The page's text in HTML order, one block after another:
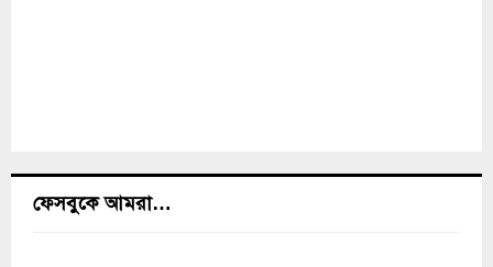
ফেসবুকে আমরা…